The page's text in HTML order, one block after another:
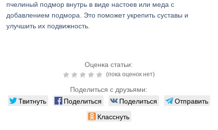
пчелиный подмор внутрь в виде настоев или меда с
добавлением подмора. Это поможет укрепить суставы и
улучшить их подвижность.
Оценка статьи:
(пока оценок нет)
Поделиться с друзьями:
Твитнуть Поделиться Поделиться
Отправить
Класснуть